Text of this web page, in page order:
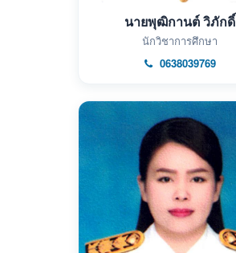
นายพุฒิกานต์ วิภักดิ์
นักวิชาการศึกษา
0638039769